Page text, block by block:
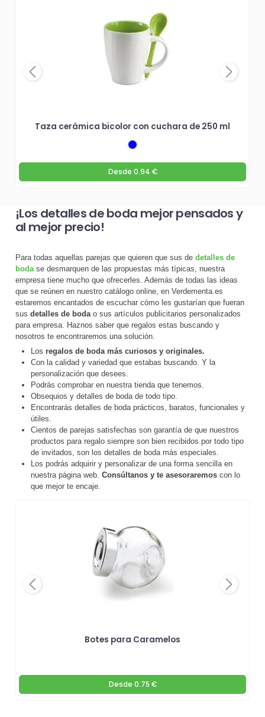
Taza cerámica bicolor con cuchara de 250 ml
Desde 0.94 €
Previous Next
¡Los detalles de boda mejor pensados y
al mejor precio!
Para todas aquellas parejas que quieren que sus de detalles de
boda se desmarquen de las propuestas más típicas, nuestra
empresa tiene mucho que ofrecerles. Además de todas las ideas
que se reúnen en nuestro catálogo online, en Verdementa.es
estaremos encantados de escuchar cómo les gustarían que fueran
sus detalles de boda o sus artículos publicitarios personalizados
para empresa. Haznos saber que regalos estas buscando y
nosotros te encontraremos una solución.
Los regalos de boda más curiosos y originales.
Con la calidad y variedad que estabas buscando. Y la
personalización que desees.
Podrás comprobar en nuestra tienda que tenemos.
Obsequios y detalles de boda de todo tipo.
Encontrarás detalles de boda prácticos, baratos, funcionales y
útiles.
Cientos de parejas satisfechas son garantía de que nuestros
productos para regalo siempre son bien recibidos por todo tipo
de invitados, son los detalles de boda más especiales.
Los podrás adquirir y personalizar de una forma sencilla en
nuestra página web. Consúltanos y te asesoraremos con lo
que mejor te encaje.
Botes para Caramelos
Desde 0.75 €
Previous Next